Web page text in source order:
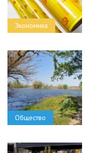
Экономика
Общество